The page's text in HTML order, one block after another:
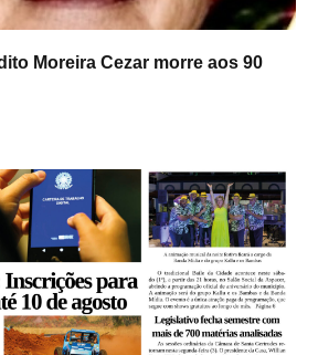
Moreira Cezar morre aos 90